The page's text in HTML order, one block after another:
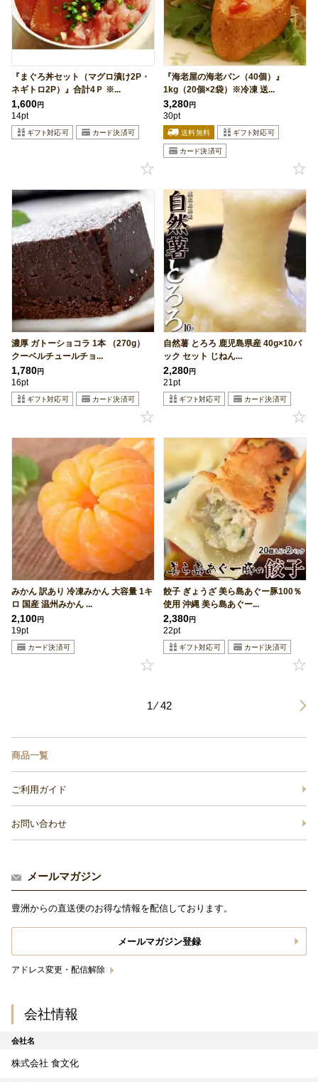
『まぐろ丼セット（マグロ漬け2P・
ネギトロ2P）』合計4Ｐ ※...
1,600円
14pt
『海老屋の海老パン（40個）』
1kg（20個×2袋）※冷凍 送...
3,280円
30pt
濃厚 ガトーショコラ 1本 （270g）
クーベルチュールチョ...
1,780円
16pt
自然薯 とろろ 鹿児島県産 40g×10パ
ック セット じねん...
2,280円
21pt
みかん 訳あり 冷凍みかん 大容量 1キ
ロ 国産 温州みかん ...
2,100円
19pt
餃子 ぎょうざ 美ら島あぐー豚100％
使用 沖縄 美ら島あぐー...
2,380円
22pt
1 ⁄ 42
商品一覧
ご利用ガイド
お問い合わせ
メールマガジン
豊洲からの直送便のお得な情報を配信しております。
メールマガジン登録
アドレス変更・配信解除
会社情報
会社名
株式会社 食文化